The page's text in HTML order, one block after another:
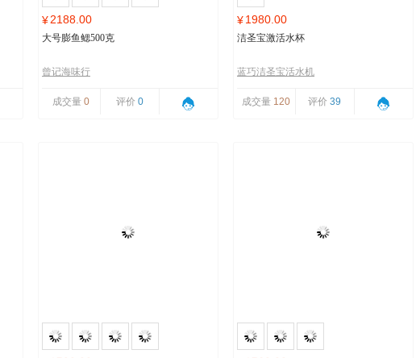
¥2188.00
大号膨鱼鳃500克
曾记海味行
成交量 0 评价 0
¥1980.00
洁圣宝激活水杯
蓝巧洁圣宝活水机
成交量 120 评价39